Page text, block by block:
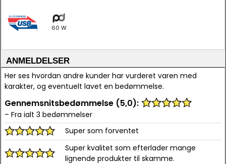
60 W
ANMELDELSER
Her ses hvordan andre kunder har vurderet varen med
karakter, og eventuelt lavet en bedømmelse.
Gennemsnitsbedømmelse (5,0):
– Fra ialt 3 bedømmelser
Super som forventet
Super kvalitet som efterlader mange
lignende produkter til skamme.